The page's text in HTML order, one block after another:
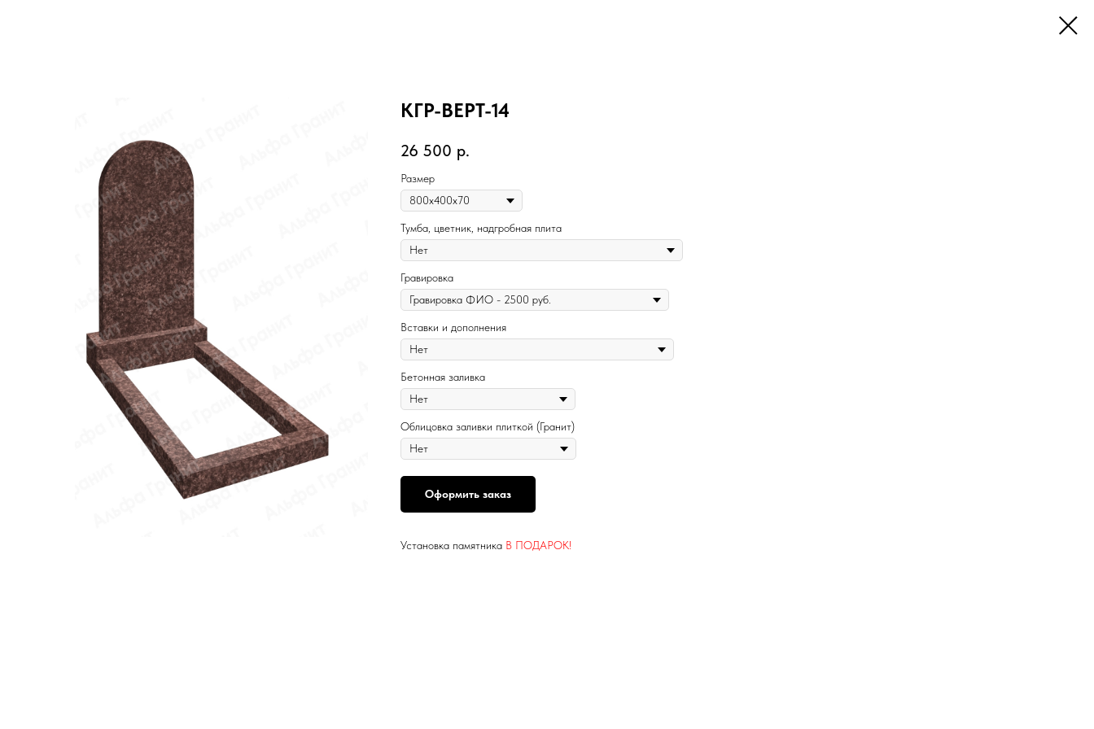
КГР-ВЕРТ-14
26 500 р.
Размер
Тумба, цветник, надгробная плита
Гравировка
Вставки и дополнения
Бетонная заливка
Облицовка заливки плиткой (Гранит)
Оформить заказ
Установка памятника В ПОДАРОК!